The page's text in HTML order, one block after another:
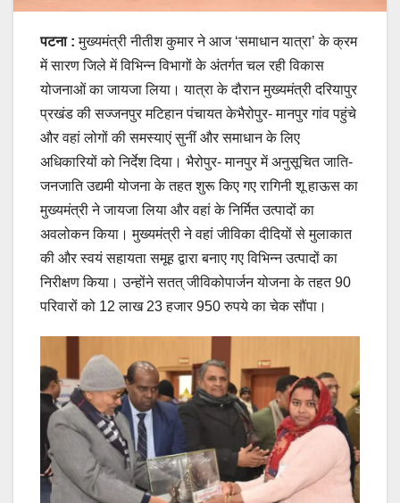
पटना :मुख्यमंत्री नीतीश कुमार ने आज ‘समाधान यात्रा’ के क्रम
में सारण जिले में विभिन्न विभागों के अंतर्गत चल रही विकास
योजनाओं का जायजा लिया। यात्रा के दौरान मुख्यमंत्री दरियापुर
प्रखंड की सज्जनपुर मटिहान पंचायत केभैरोपुर- मानपुर गांव पहुंचे
और वहां लोगों की समस्याएं सुनीं और समाधान के लिए
अधिकारियों को निर्देश दिया। भैरोपुर- मानपुर में अनुसूचित जाति-
जनजाति उद्यमी योजना के तहत शुरू किए गए रागिनी शू हाऊस का
मुख्यमंत्री ने जायजा लिया और वहां के निर्मित उत्पादों का
अवलोकन किया। मुख्यमंत्री ने वहां जीविका दीदियों से मुलाकात
की और स्वयं सहायता समूह द्वारा बनाए गए विभिन्न उत्पादों का
निरीक्षण किया। उन्होंने सतत् जीविकोपार्जन योजना के तहत 90
परिवारों को 12 लाख 23 हजार 950 रुपये का चेक सौंपा।